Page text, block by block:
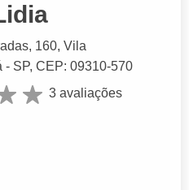
, 160, Vila
- SP, CEP: 09310-570
3 avaliações